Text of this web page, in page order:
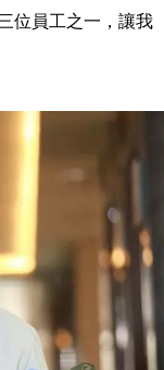
位員工之一 ，讓我